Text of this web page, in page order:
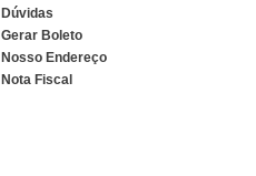
Dúvidas
Gerar Boleto
Nosso Endereço
Nota Fiscal